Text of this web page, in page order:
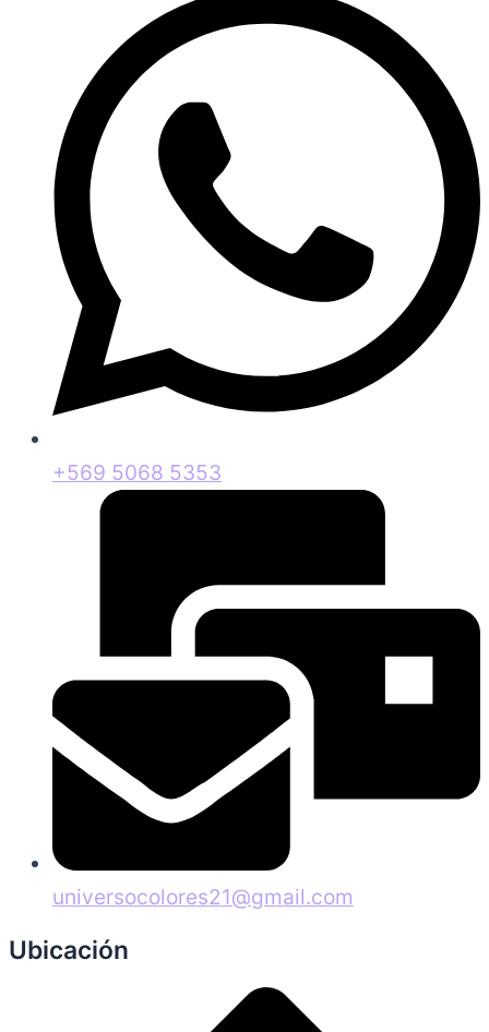
+569 5068 5353
universocolores21@gmail.com
Ubicación